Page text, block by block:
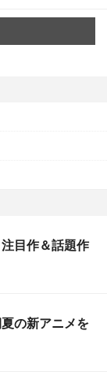
目作＆話題作
の新アニメを